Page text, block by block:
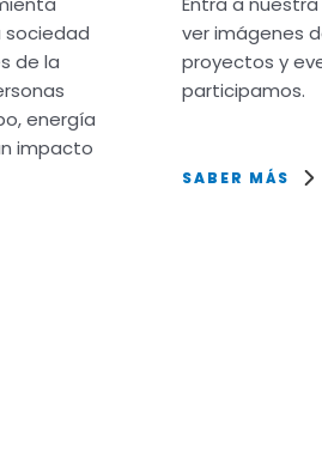
sociedad
de la
energía
impacto
ver imágenes
proyectos y
participamos.
SABER MÁS